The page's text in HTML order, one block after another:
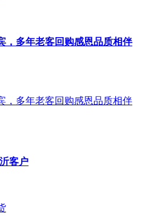
，多年老客回购感恩品质相伴
，多年老客回购感恩品质相伴
客户